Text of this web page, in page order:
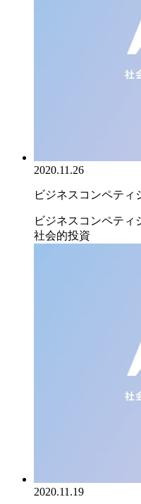
2020.11.26
ビジネスコンペティ
ビジネスコンペティ
社会的投資
2020.11.19